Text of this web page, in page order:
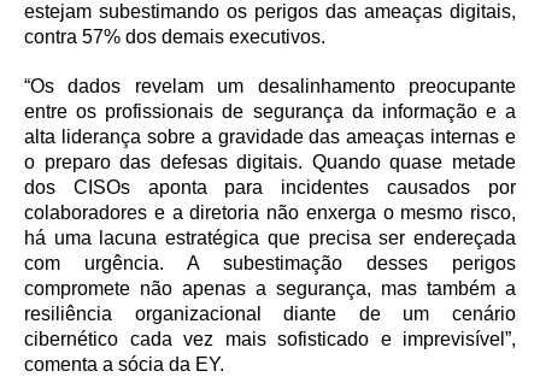
estejam subestimando os perigos das ameaças digitais,
contra 57% dos demais executivos.
“Os dados revelam um desalinhamento preocupante
entre os profissionais de segurança da informação e a
alta liderança sobre a gravidade das ameaças internas e
o preparo das defesas digitais. Quando quase metade
dos CISOs aponta para incidentes causados por
colaboradores e a diretoria não enxerga o mesmo risco,
há uma lacuna estratégica que precisa ser endereçada
com urgência. A subestimação desses perigos
compromete não apenas a segurança, mas também a
resiliência organizacional diante de um cenário
cibernético cada vez mais sofisticado e imprevisível”,
comenta a sócia da EY.